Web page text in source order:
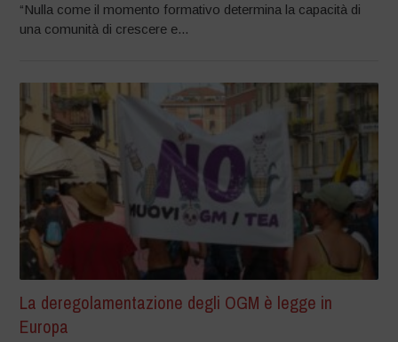
“Nulla come il momento formativo determina la capacità di
una comunità di crescere e...
La deregolamentazione degli OGM è legge in
Europa